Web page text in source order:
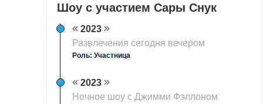
Шоу с участием Сары Снук
2023
Развлечения сегодня вечером
Роль: Участница
2023
Ночное шоу с Джимми Фэллоном